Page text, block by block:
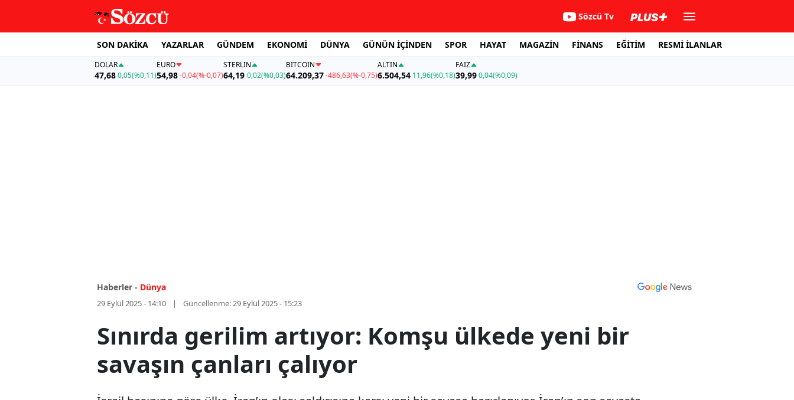
Sözcü Tv
SON DAKİKA YAZARLAR GÜNDEM EKONOMİ DÜNYA GÜNÜN İÇİNDEN SPOR HAYAT MAGAZİN FİNANS EĞİTİM RESMİ İLANLAR
DOLAR
47,680,05(%0,11)
EURO
54,98 -0,04(%-0,07)
STERLIN
64,19 0,02(%0,03)
BITCOIN
64.209,37-486,63(%-0,75)
ALTIN
6.504,54 11,96(%0,18)
FAİZ
39,990,04(%0,09)
Haberler - Dünya
29 Eylül 2025 - 14:10 Güncellenme:29 Eylül 2025 - 15:23
Sınırda gerilim artıyor: Komşu ülkede yeni bir
savaşın çanları çalıyor